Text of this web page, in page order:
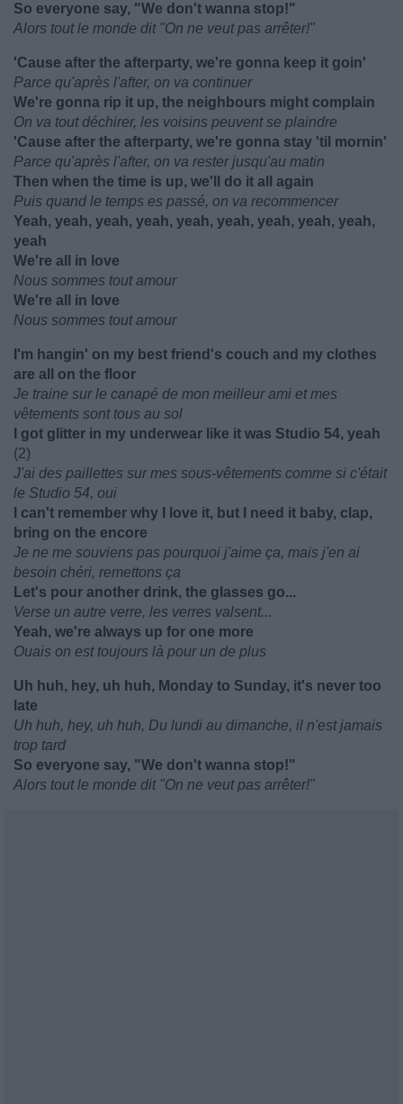
So everyone say, "We don't wanna stop!"
Alors tout le monde dit "On ne veut pas arrêter!"
'Cause after the afterparty, we're gonna keep it goin'
Parce qu'après l'after, on va continuer
We're gonna rip it up, the neighbours might complain
On va tout déchirer, les voisins peuvent se plaindre
'Cause after the afterparty, we're gonna stay 'til mornin'
Parce qu'après l'after, on va rester jusqu'au matin
Then when the time is up, we'll do it all again
Puis quand le temps es passé, on va recommencer
Yeah, yeah, yeah, yeah, yeah, yeah, yeah, yeah, yeah,
yeah
We're all in love
Nous sommes tout amour
We're all in love
Nous sommes tout amour
I'm hangin' on my best friend's couch and my clothes
are all on the floor
Je traine sur le canapé de mon meilleur ami et mes
vêtements sont tous au sol
I got glitter in my underwear like it was Studio 54, yeah
(2)
J'ai des paillettes sur mes sous-vêtements comme si c'était
le Studio 54, oui
I can't remember why I love it, but I need it baby, clap,
bring on the encore
Je ne me souviens pas pourquoi j'aime ça, mais j'en ai
besoin chéri, remettons ça
Let's pour another drink, the glasses go...
Verse un autre verre, les verres valsent...
Yeah, we're always up for one more
Ouais on est toujours là pour un de plus
Uh huh, hey, uh huh, Monday to Sunday, it's never too
late
Uh huh, hey, uh huh, Du lundi au dimanche, il n'est jamais
trop tard
So everyone say, "We don't wanna stop!"
Alors tout le monde dit "On ne veut pas arrêter!"